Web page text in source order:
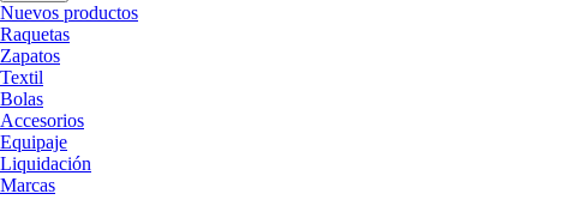
Nuevos productos
Raquetas
Zapatos
Textil
Bolas
Accesorios
Equipaje
Liquidación
Marcas